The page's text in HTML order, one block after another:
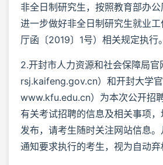
非全日制研究生，按照教育部办
进一步做好非全日制研究生就业
厅函〔2019〕1号）相关规定执行。
2.开封市人力资源和社会保障局官
rsj.kaifeng.gov.cn）和开封大学官
www.kfu.edu.cn）为本次公开招
有关考试招聘的信息及相关事项
发布，请考生随时关注网站信息
通知要求执行的考生，视为自动弃